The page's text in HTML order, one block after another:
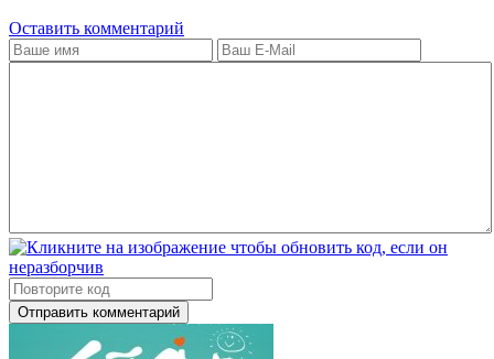
Оставить комментарий
Отправить комментарий